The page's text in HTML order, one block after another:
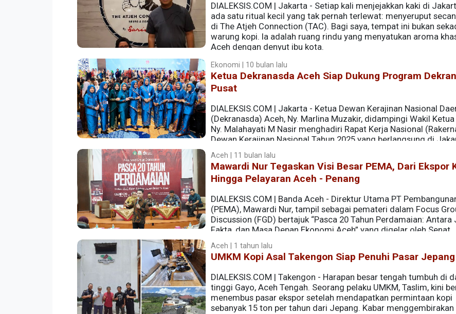
DIALEKSIS.COM | Jakarta - Setiap kali menjejakkan kaki di
ada satu ritual kecil yang tak pernah terlewat: menyeruput
di The Atjeh Connection (TAC). Bagi saya, tempat ini bukan
warung kopi. Ia adalah ruang rindu yang menyatukan aroma
Aceh dengan denyut ibu kota.
Ekonomi | 10 bulan lalu
Ketua Dekranasda Aceh Siap Dukung Program
Pusat
DIALEKSIS.COM | Jakarta - Ketua Dewan Kerajinan Nasional
(Dekranasda) Aceh, Ny. Marlina Muzakir, didampingi Wakil Ketua
Ny. Malahayati M Nasir menghadiri Rapat Kerja Nasional
Dewan Kerajinan Nasional Tahun 2025 yang berlangsung di
Aceh | 11 bulan lalu
Mawardi Nur Tegaskan Visi Besar PEMA, Dari Ekspor
Hingga Pelayaran Aceh - Penang
DIALEKSIS.COM | Banda Aceh - Direktur Utama PT
(PEMA), Mawardi Nur, tampil sebagai pemateri dalam Focus
Discussion (FGD) bertajuk “Pasca 20 Tahun Perdamaian: Antara
Fakta, dan Masa Depan Ekonomi Aceh” yang digelar oleh Senat
Mahasiswa (SEMA) UIN Ar-Raniry pada Senin (8/9/25) bertempat di UIN Ar Raniry, Banda Aceh.
Aceh | 1 tahun lalu
UMKM Kopi Asal Takengon Siap Penuhi Pasar Jepang
DIALEKSIS.COM | Takengon - Harapan besar tengah tumbuh di
tinggi Gayo, Aceh Tengah. Seorang pelaku UMKM, Taslim, kini
menembus pasar ekspor setelah mendapatkan permintaan kopi
sebanyak 15 ton per tahun dari Jepang. Kabar menggembirakan